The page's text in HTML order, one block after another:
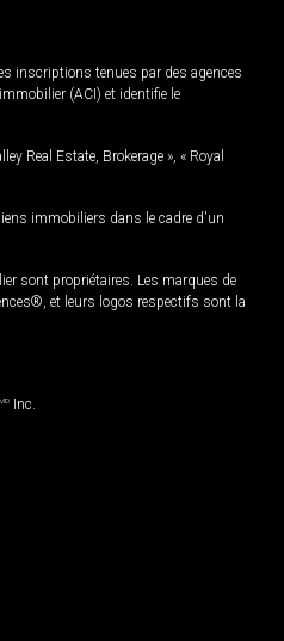
inscriptions tenues par des agences
(ACI) et identifie le
Real Estate, Brokerage », « Royal
immobiliers dans le cadre d'un
sont propriétaires. Les marques de
et leurs logos respectifs sont la
MD Inc.